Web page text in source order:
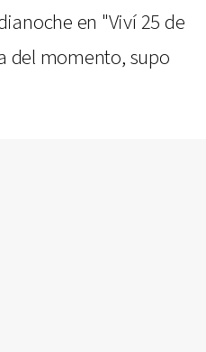
en "Viví 25 de
del momento, supo